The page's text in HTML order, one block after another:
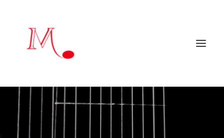
Mendialdua Music
Artistas
Agenda
Críticas y reseñas
Artistas colaboradores